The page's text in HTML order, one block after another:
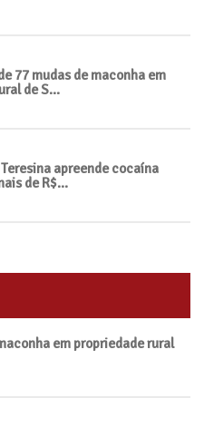
77 mudas de maconha em
de S...
apreende cocaína
de R$...
em propriedade rural